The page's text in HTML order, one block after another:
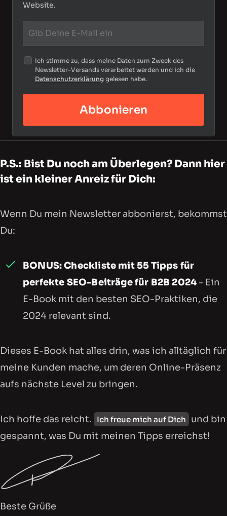
Website.
Ich stimme zu, dass meine Daten zum Zweck des
Newsletter-Versands verarbeitet werden und ich die
Datenschutzerklärung gelesen habe.
Abbonieren
P.S.: Bist Du noch am Überlegen? Dann hier
ist ein kleiner Anreiz für Dich:
Wenn Du mein Newsletter abbonierst, bekommst
Du:
BONUS: Checkliste mit 55 Tipps für
perfekte SEO-Beiträge für B2B 2024 - Ein
E-Book mit den besten SEO-Praktiken, die
2024 relevant sind.
Dieses E-Book hat alles drin, was ich alltäglich für
meine Kunden mache, um deren Online-Präsenz
aufs nächste Level zu bringen.
Ich hoffe das reicht. Ich freue mich auf Dich
und bin
gespannt, was Du mit meinen Tipps erreichst!
Beste Grüße